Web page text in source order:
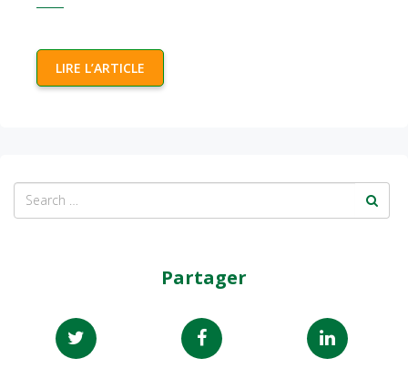
LIRE L’ARTICLE
Partager